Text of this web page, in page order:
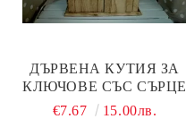
ДЪРВЕНА КУТИЯ ЗА
КЛЮЧОВЕ СЪС СЪРЦЕ
€7.67
15.00лв.